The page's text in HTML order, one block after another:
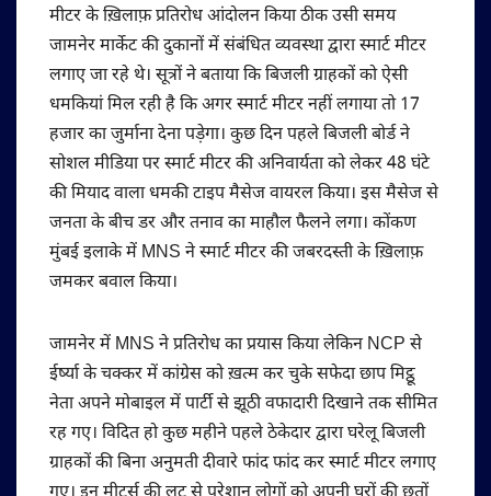
मीटर के ख़िलाफ़ प्रतिरोध आंदोलन किया ठीक उसी समय
जामनेर मार्केट की दुकानों में संबंधित व्यवस्था द्वारा स्मार्ट मीटर
लगाए जा रहे थे। सूत्रों ने बताया कि बिजली ग्राहकों को ऐसी
धमकियां मिल रही है कि अगर स्मार्ट मीटर नहीं लगाया तो 17
हजार का जुर्माना देना पड़ेगा। कुछ दिन पहले बिजली बोर्ड ने
सोशल मीडिया पर स्मार्ट मीटर की अनिवार्यता को लेकर 48 घंटे
की मियाद वाला धमकी टाइप मैसेज वायरल किया। इस मैसेज से
जनता के बीच डर और तनाव का माहौल फैलने लगा। कोंकण
मुंबई इलाके में MNS ने स्मार्ट मीटर की जबरदस्ती के ख़िलाफ़
जमकर बवाल किया।
जामनेर में MNS ने प्रतिरोध का प्रयास किया लेकिन NCP से
ईर्ष्या के चक्कर में कांग्रेस को ख़त्म कर चुके सफेदा छाप मिट्ठू
नेता अपने मोबाइल में पार्टी से झूठी वफादारी दिखाने तक सीमित
रह गए। विदित हो कुछ महीने पहले ठेकेदार द्वारा घरेलू बिजली
ग्राहकों की बिना अनुमती दीवारे फांद फांद कर स्मार्ट मीटर लगाए